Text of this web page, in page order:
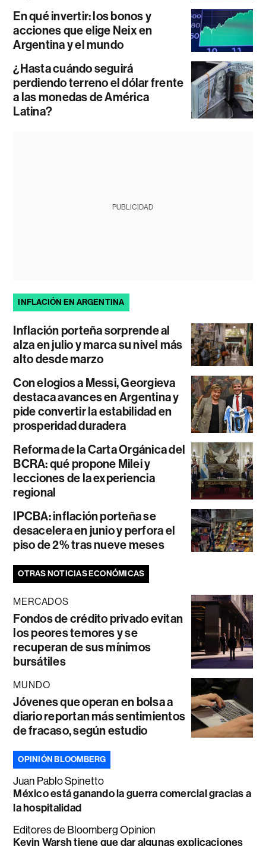
En qué invertir: los bonos y
acciones que elige Neix en
Argentina y el mundo
¿Hasta cuándo seguirá
perdiendo terreno el dólar frente
a las monedas de América
Latina?
PUBLICIDAD
INFLACIÓN EN ARGENTINA
Inflación porteña sorprende al
alza en julio y marca su nivel más
alto desde marzo
Con elogios a Messi, Georgieva
destaca avances en Argentina y
pide convertir la estabilidad en
prosperidad duradera
Reforma de la Carta Orgánica del
BCRA: qué propone Milei y
lecciones de la experiencia
regional
IPCBA: inflación porteña se
desacelera en junio y perfora el
piso de 2% tras nueve meses
OTRAS NOTICIAS ECONÓMICAS
MERCADOS
Fondos de crédito privado evitan
los peores temores y se
recuperan de sus mínimos
bursátiles
MUNDO
Jóvenes que operan en bolsa a
diario reportan más sentimientos
de fracaso, según estudio
OPINIÓN BLOOMBERG
Juan Pablo Spinetto
México está ganando la guerra comercial gracias a
la hospitalidad
Editores de Bloomberg Opinion
Kevin Warsh tiene que dar algunas explicaciones